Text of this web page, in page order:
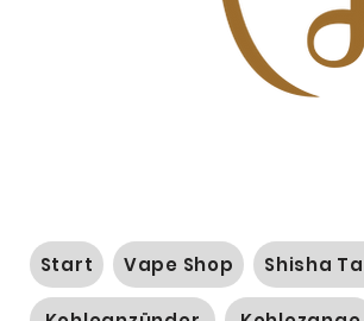
Start Vape Shop Shisha